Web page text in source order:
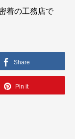
着の工務店で
Share
Pin it